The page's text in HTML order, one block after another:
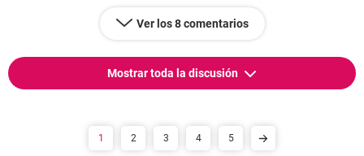
Ver los 8 comentarios
Mostrar toda la discusión
1 2 3 4 5